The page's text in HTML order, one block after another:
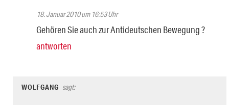
18. Januar 2010 um 16:53 Uhr
Gehören Sie auch zur Antideutschen Bewegung ?
antworten
WOLFGANG sagt: